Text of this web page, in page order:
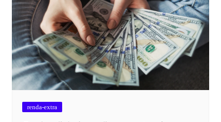
renda-extra